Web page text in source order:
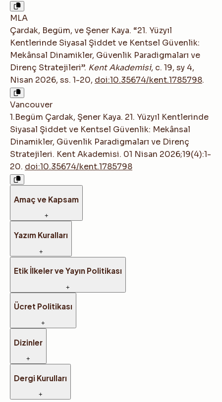
MLA
Çardak, Begüm, ve Şener Kaya. “21. Yüzyıl
Kentlerinde Siyasal Şiddet ve Kentsel Güvenlik:
Mekânsal Dinamikler, Güvenlik Paradigmaları ve
Direnç Stratejileri”. Kent Akademisi, c. 19, sy 4,
Nisan 2026, ss. 1-20, doi:10.35674/kent.1785798.
Vancouver
1.Begüm Çardak, Şener Kaya. 21. Yüzyıl Kentlerinde
Siyasal Şiddet ve Kentsel Güvenlik: Mekânsal
Dinamikler, Güvenlik Paradigmaları ve Direnç
Stratejileri. Kent Akademisi. 01 Nisan 2026;19(4):1-
20. doi:10.35674/kent.1785798
Amaç ve Kapsam
+
Yazım Kuralları
+
Etik İlkeler ve Yayın Politikası
+
Ücret Politikası
+
Dizinler
+
Dergi Kurulları
+